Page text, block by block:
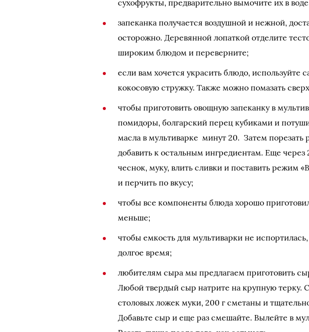
сухофрукты, предварительно вымочите их в
запеканка получается воздушной и нежной,
осторожно. Деревянной лопаткой отделите
широким блюдом и переверните;
если вам хочется украсить блюдо, используйте
кокосовую стружку. Также можно помазать
чтобы приготовить овощную запеканку в
помидоры, болгарский перец кубиками и
масла в мультиварке минут 20. Затем порезать
добавить к остальным ингредиентам. Еще
чеснок, муку, влить сливки и поставить режим
и перчить по вкусу;
чтобы все компоненты блюда хорошо
меньше;
чтобы емкость для мультиварки не
долгое время;
любителям сыра мы предлагаем приготовить
Любой твердый сыр натрите на крупную терку.
столовых ложек муки, 200 г сметаны и
Добавьте сыр и еще раз смешайте. Вылейте в